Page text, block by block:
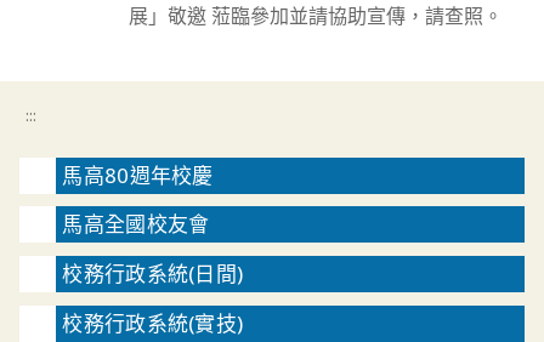
展」敬邀 蒞臨參加並請協助宣傳，請查照。
:::
馬高80週年校慶
馬高全國校友會
校務行政系統(日間)
校務行政系統(實技)